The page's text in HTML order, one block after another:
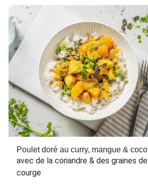
Poulet doré au curry, mangue & coco
avec de la coriandre & des graines de
courge